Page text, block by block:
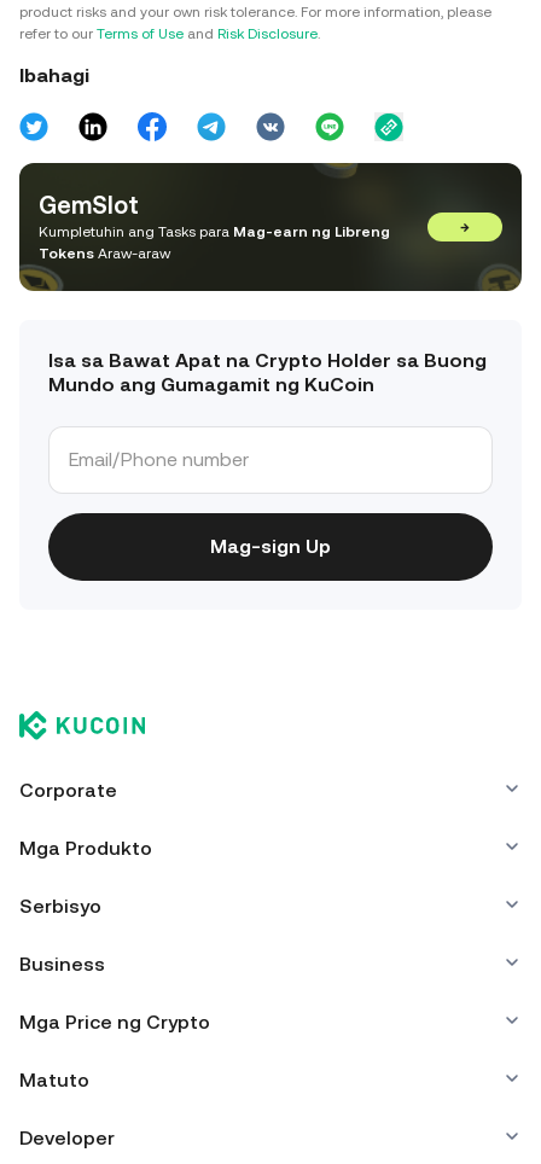
product risks and your own risk tolerance. For more information, please
refer to our Terms of Use and Risk Disclosure
Ibahagi
GemSlot
Kumpletuhin ang Tasks para Mag-earn ng Libreng
Tokens Araw-araw
→
Isa sa Bawat Apat na Crypto Holder sa Buong
Mundo ang Gumagamit ng KuCoin
Mag-sign Up
Corporate
Mga Produkto
Serbisyo
Business
Mga Price ng Crypto
Matuto
Developer